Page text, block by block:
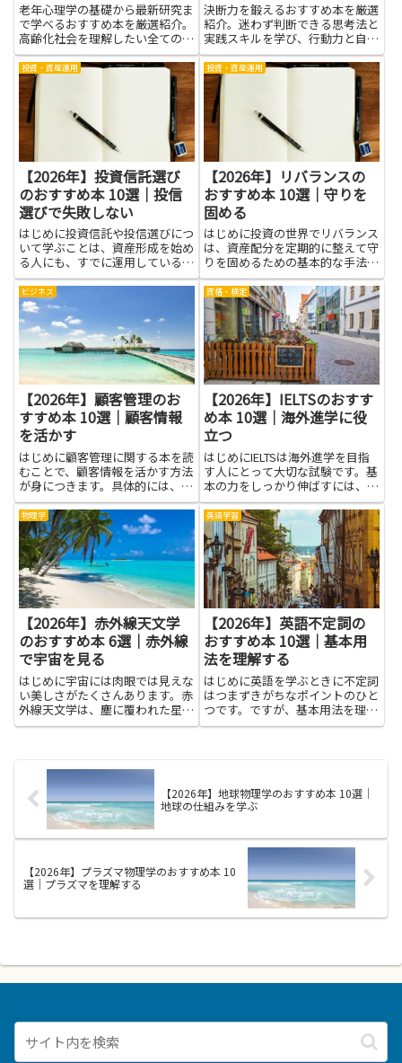
老年心理学の基礎から最新研究ま
で学べるおすすめ本を厳選紹介。
高齢化社会を理解したい全ての人
に役立つ内容です。
決断力を鍛えるおすすめ本を厳選
紹介。迷わず判断できる思考法と
実践スキルを学び、行動力と自信
を身につけましょう。
投資・資産運用
【2026年】投資信託選び
のおすすめ本 10選｜投信
選びで失敗しない
はじめに投資信託や投信選びにつ
いて学ぶことは、資産形成を始め
る人にも、すでに運用している人
にも大きな助けになります。本で
得られる知識は、商品ごとの仕組
みや手数料、リスクの種類とその
管理方法など、実践で役立つ基礎
力を育てます。用語や仕組みが
わ...
投資・資産運用
【2026年】リバランスの
おすすめ本 10選｜守りを
固める
はじめに投資の世界でリバランス
は、資産配分を定期的に整えて守
りを固めるための基本的な手法で
す。値動きで偏ったポートフォリ
オを目標配分に戻すことで、リス
クのコントロールや安定した運用
に寄与します。感情に左右されず
機械的に調整する習慣は、長期
的...
ビジネス
【2026年】顧客管理のお
すすめ本 10選｜顧客情報
を活かす
はじめに顧客管理に関する本を読
むことで、顧客情報を活かす方法
が身につきます。具体的には、顧
客の購買履歴や問い合わせ履歴を
整理して、適切なタイミングで適
切な対応ができるようになりま
す。その結果、顧客満足度の向上
やリピート率の改善、営業やマー
ケ...
資格・検定
【2026年】IELTSのおすす
め本 10選｜海外進学に役
立つ
はじめにIELTSは海外進学を目指
す人にとって大切な試験です。基
本の力をしっかり伸ばすには、信
頼できる解説と実例がまとまった
本を使うのが近道になります。こ
のテーマを学ぶと、語彙を増やし
表現を広げられるだけでなく、リ
スニング・リーディング・ラ...
物理学
【2026年】赤外線天文学
のおすすめ本 6選｜赤外線
で宇宙を見る
はじめに宇宙には肉眼では見えな
い美しさがたくさんあります。赤
外線天文学は、塵に覆われた星雲
や遠くの銀河の謎を照らしてくれ
成、古い光が伝える情報が少しず
つわかってきます。難しい用語
に...
英語学習
【2026年】英語不定詞の
おすすめ本 10選｜基本用
法を理解する
はじめに英語を学ぶときに不定詞
はつまずきがちなポイントのひと
つです。ですが、基本用法を理解
することで、文章の骨格が見えや
る...
【2026年】地球物理学のおすすめ本 10選｜
地球の仕組みを学ぶ
【2026年】プラズマ物理学のおすすめ本 10
選｜プラズマを理解する